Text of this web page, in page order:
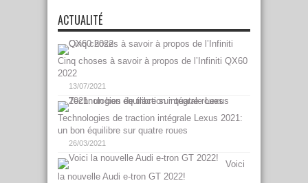
ACTUALITÉ
Cinq choses à savoir à propos de l’Infiniti QX60
2022
13/07/2021
Technologies de traction intégrale Lexus 2021:
un bon équilibre sur quatre roues
26/03/2021
Voici
la nouvelle Audi e-tron GT 2022!